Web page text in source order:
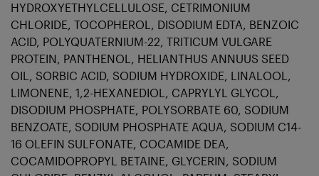
HYDROXYETHYLCELLULOSE, CETRIMONIUM
CHLORIDE, TOCOPHEROL, DISODIUM EDTA, BENZOIC
ACID, POLYQUATERNIUM-22, TRITICUM VULGARE
PROTEIN, PANTHENOL, HELIANTHUS ANNUUS SEED
OIL, SORBIC ACID, SODIUM HYDROXIDE, LINALOOL,
LIMONENE, 1,2-HEXANEDIOL, CAPRYLYL GLYCOL,
DISODIUM PHOSPHATE, POLYSORBATE 60, SODIUM
BENZOATE, SODIUM PHOSPHATE AQUA, SODIUM C14-
16 OLEFIN SULFONATE, COCAMIDE DEA,
COCAMIDOPROPYL BETAINE, GLYCERIN, SODIUM